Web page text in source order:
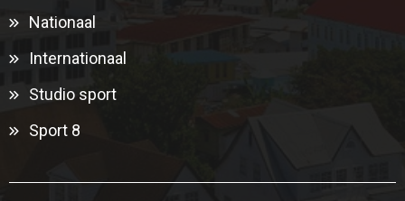
Nationaal
Internationaal
Studio sport
Sport 8